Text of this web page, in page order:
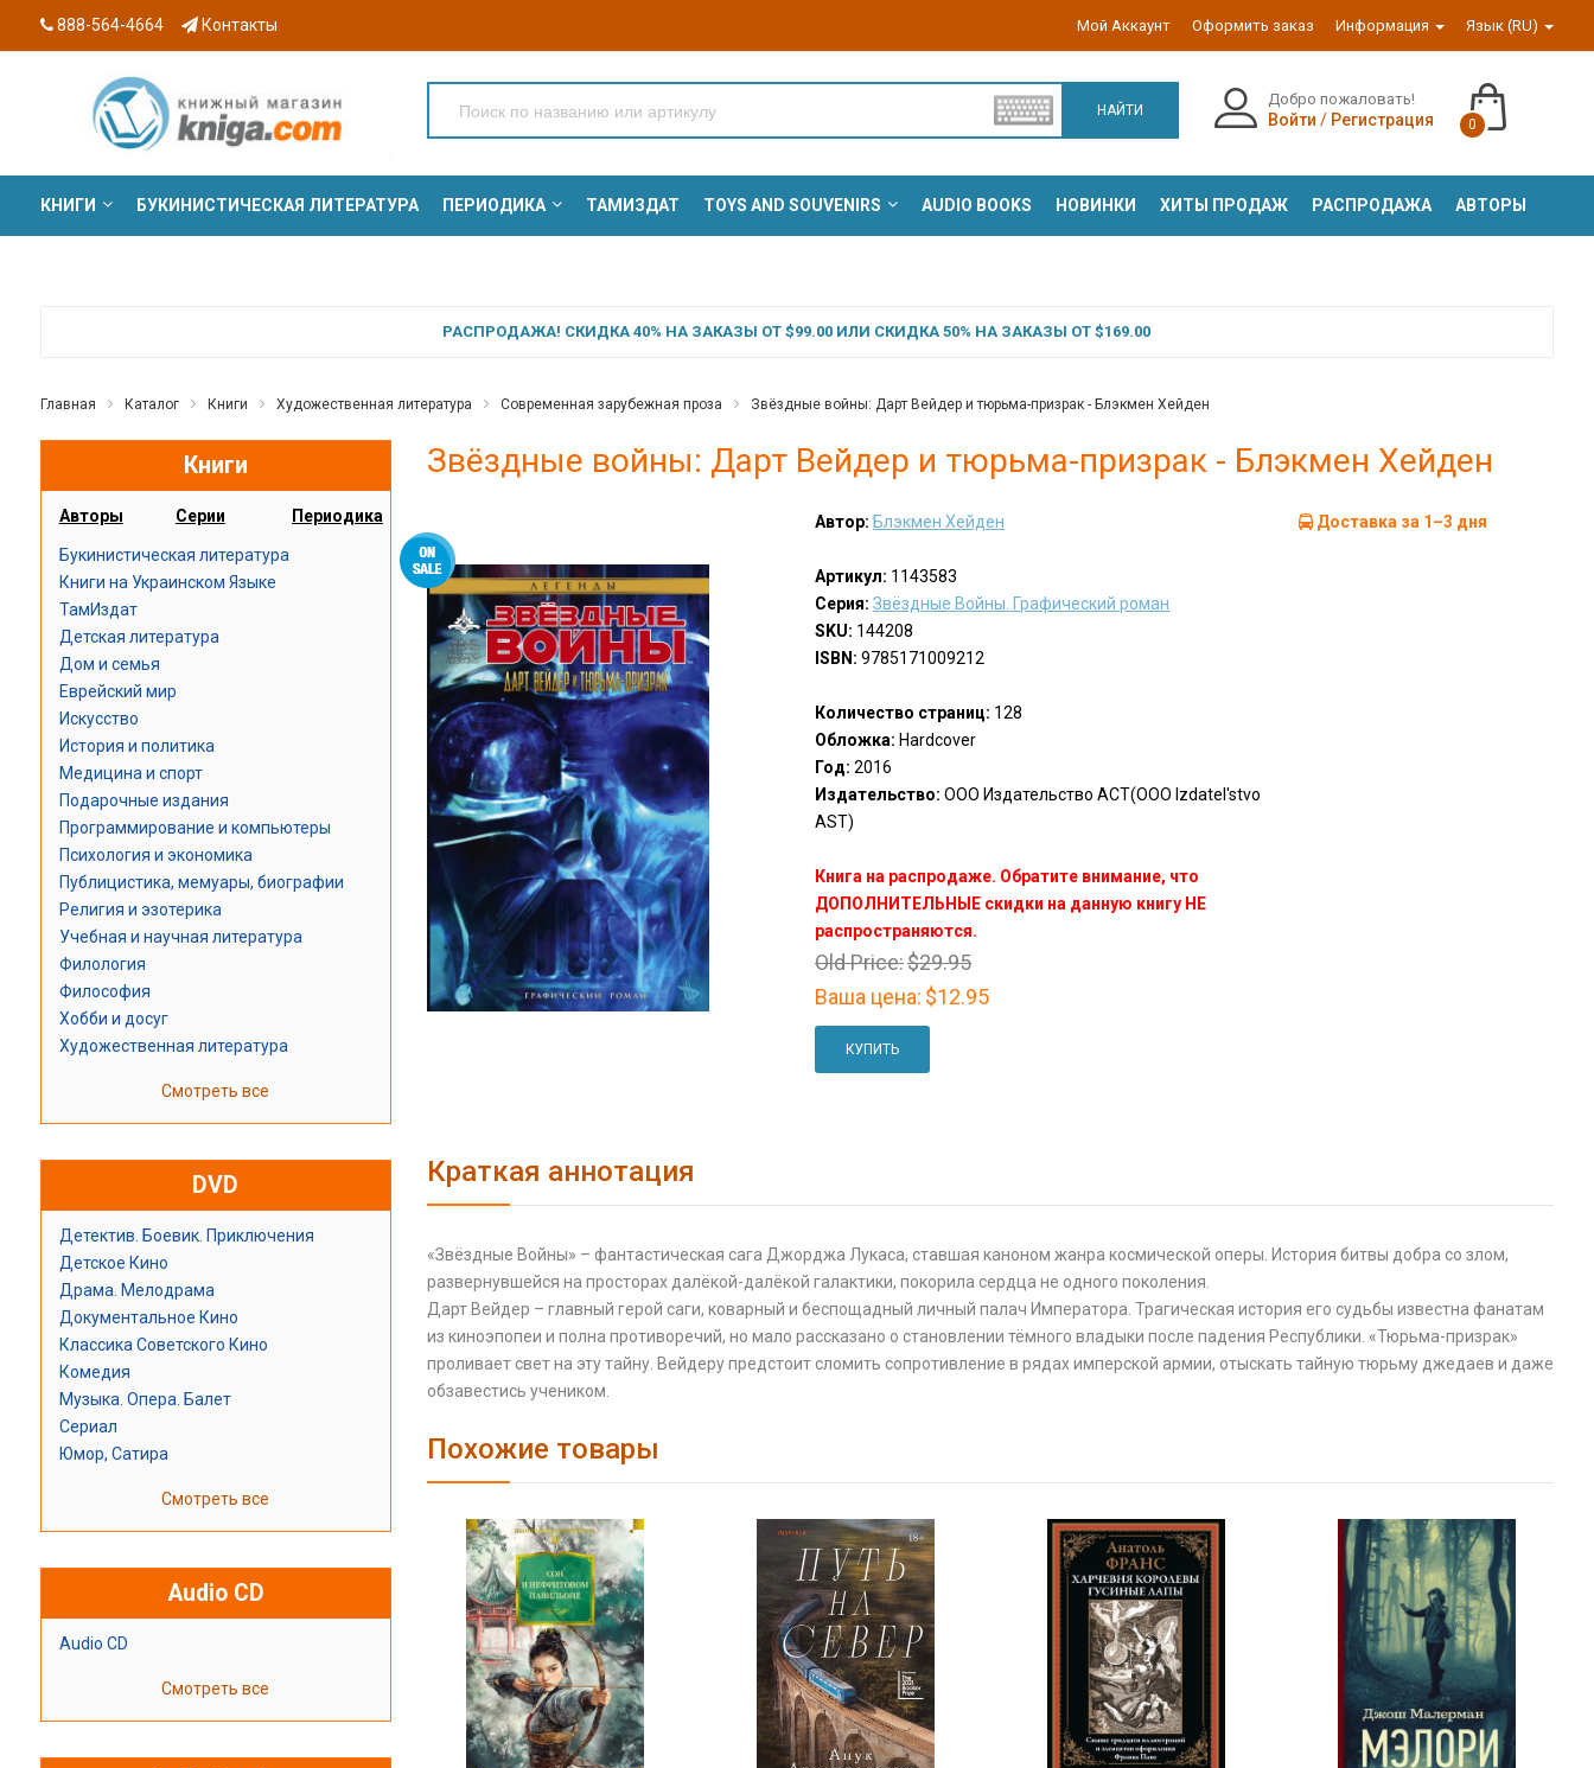
888-564-4664 Контакты Мой Аккаунт Оформить заказ Информация Язык (RU)
НАЙТИ
Добро пожаловать!
Войти / Регистрация 0
КНИГИ БУКИНИСТИЧЕСКАЯ ЛИТЕРАТУРА ПЕРИОДИКА ТАМИЗДАТ TOYS AND SOUVENIRS AUDIO BOOKS НОВИНКИ ХИТЫ ПРОДАЖ РАСПРОДАЖА АВТОРЫ
РАСПРОДАЖА! СКИДКА 40% НА ЗАКАЗЫ ОТ $99.00 ИЛИ СКИДКА 50% НА ЗАКАЗЫ ОТ $169.00
Главная Каталог Книги Художественная литература Современная зарубежная проза Звёздные войны: Дарт Вейдер и тюрьма-призрак - Блэкмен Хейден
Книги
Авторы Серии Периодика
Букинистическая литература
Книги на Украинском Языке
ТамИздат
Детская литература
Дом и семья
Еврейский мир
Искусство
История и политика
Медицина и спорт
Подарочные издания
Программирование и компьютеры
Психология и экономика
Публицистика, мемуары, биографии
Религия и эзотерика
Учебная и научная литература
Филология
Философия
Хобби и досуг
Художественная литература
Смотреть все
DVD
Детектив. Боевик. Приключения
Детское Кино
Драма. Мелодрама
Документальное Кино
Классика Советского Кино
Комедия
Музыка. Опера. Балет
Сериал
Юмор, Сатира
Смотреть все
Audio CD
Audio CD
Смотреть все
Звёздные войны: Дарт Вейдер и тюрьма-призрак - Блэкмен Хейден
Автор: Блэкмен Хейден
Артикул: 1143583
Серия: Звёздные Войны. Графический роман
SKU: 144208
ISBN: 9785171009212
Количество страниц: 128
Обложка: Hardcover
Год: 2016
Издательство: ООО Издательство АСТ(OOO Izdatel'stvo
AST)
Книга на распродаже. Обратите внимание, что
ДОПОЛНИТЕЛЬНЫЕ скидки на данную книгу НЕ
распространяются.
Old Price:$29.95
Ваша цена: $12.95
КУПИТЬ
Доставка за 1–3 дня
Краткая аннотация
«Звёздные Войны» – фантастическая сага Джорджа Лукаса, ставшая каноном жанра космической оперы. История битвы добра со злом,
развернувшейся на просторах далёкой-далёкой галактики, покорила сердца не одного поколения.
Дарт Вейдер – главный герой саги, коварный и беспощадный личный палач Императора. Трагическая история его судьбы известна фанатам
из киноэпопеи и полна противоречий, но мало рассказано о становлении тёмного владыки после падения Республики. «Тюрьма-призрак»
проливает свет на эту тайну. Вейдеру предстоит сломить сопротивление в рядах имперской армии, отыскать тайную тюрьму джедаев и даже
обзавестись учеником.
Похожие товары